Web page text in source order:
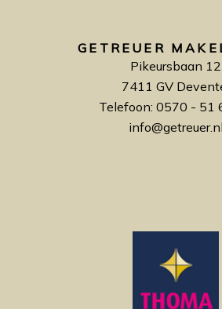
GETREUER
Pikeursbaan 12
7411 GV
Telefoon: 0570 - 51
info@getreuer.nl